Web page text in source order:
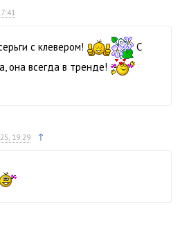
с клевером!
С
она всегда в тренде!
19:29 ↑